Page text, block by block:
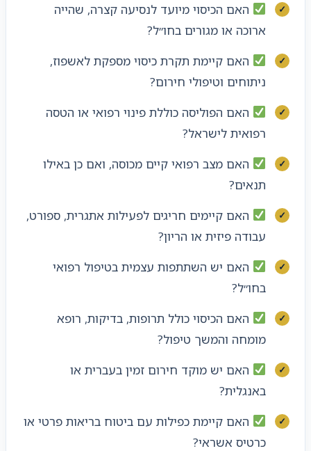
האם הכיסוי מיועד לנסיעה קצרה, שהייה
ארוכה או מגורים בחו״ל?
האם קיימת תקרת כיסוי מספקת לאשפוז,
ניתוחים וטיפולי חירום?
האם הפוליסה כוללת פינוי רפואי או הטסה
רפואית לישראל?
האם מצב רפואי קיים מכוסה, ואם כן באילו
תנאים?
האם קיימים חריגים לפעילות אתגרית, ספורט,
עבודה פיזית או הריון?
האם יש השתתפות עצמית בטיפול רפואי
בחו״ל?
האם הכיסוי כולל תרופות, בדיקות, רופא
מומחה והמשך טיפול?
האם יש מוקד חירום זמין בעברית או
באנגלית?
האם קיימת כפילות עם ביטוח בריאות פרטי או
כרטיס אשראי?